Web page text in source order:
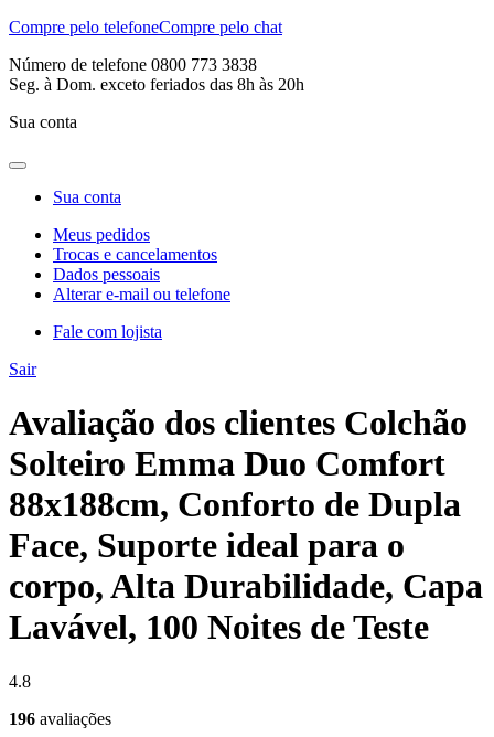
Compre pelo telefoneCompre pelo chat
Número de telefone 0800 773 3838
Seg. à Dom. exceto feriados das 8h às 20h
Sua conta
Sua conta
Meus pedidos
Trocas e cancelamentos
Dados pessoais
Alterar e-mail ou telefone
Fale com lojista
Sair
Avaliação dos clientes Colchão
Solteiro Emma Duo Comfort
88x188cm, Conforto de Dupla
Face, Suporte ideal para o
corpo, Alta Durabilidade, Capa
Lavável, 100 Noites de Teste
4.8
196 avaliações